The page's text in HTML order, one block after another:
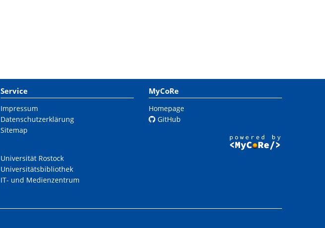
Service
Impressum
Datenschutzerklärung
Sitemap
Universität Rostock
Universitätsbibliothek
IT- und Medienzentrum
MyCoRe
Homepage
GitHub